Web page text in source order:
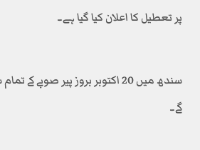
پر تعطیل کا اعلان کیا گیا ہے۔
سندھ میں 20 اکتوبر بروز پیر صوبے
گے۔